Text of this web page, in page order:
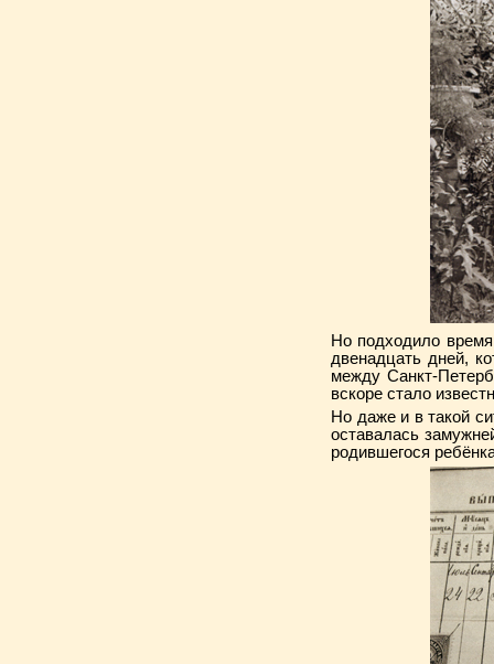
Но подходило
двенадцать дней,
между Санкт-
вскоре стало
Но даже и в такой
оставалась
родившегося